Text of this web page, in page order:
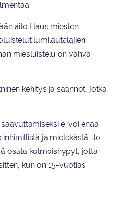
aito tilaus miesten
lumilautalajien
miesluistelu on vahva
kehitys ja säännöt, jotka
ei voi enää
ja mielekästä. Jo
osata kolmoishypyt, jotta
kun on 15-vuotias